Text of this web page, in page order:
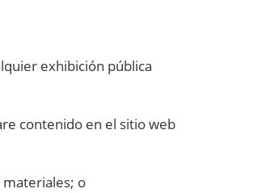
exhibición pública
contenido en el sitio web
o